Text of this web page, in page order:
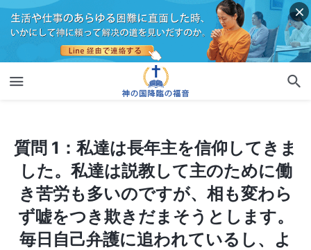
質問 1：私達は長年主を信仰してきま
した。私達は説教して主のために働
き苦労も多いのですが、相も変わら
ず嘘をつき欺きだまそうとします。
毎日自己弁護に追われているし、よ